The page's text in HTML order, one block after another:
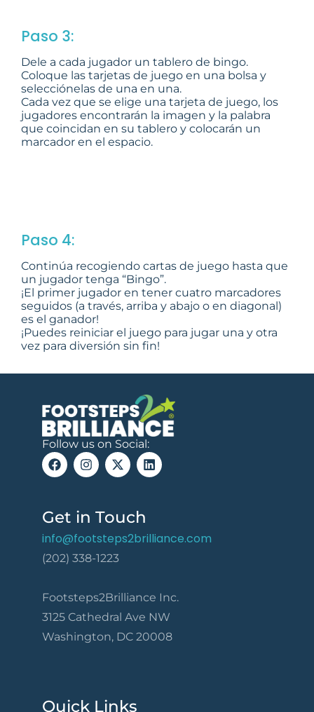
Paso 3:
Dele a cada jugador un tablero de bingo.
Coloque las tarjetas de juego en una bolsa y
selecciónelas de una en una.
Cada vez que se elige una tarjeta de juego, los
jugadores encontrarán la imagen y la palabra
que coincidan en su tablero y colocarán un
marcador en el espacio.
Paso 4:
Continúa recogiendo cartas de juego hasta que
un jugador tenga “Bingo”.
¡El primer jugador en tener cuatro marcadores
seguidos (a través, arriba y abajo o en diagonal)
es el ganador!
¡Puedes reiniciar el juego para jugar una y otra
vez para diversión sin fin!
Follow us on Social:
Get in Touch
info@footsteps2brilliance.com
(202) 338-1223
Footsteps2Brilliance Inc.
3125 Cathedral Ave NW
Washington, DC 20008
Quick Links